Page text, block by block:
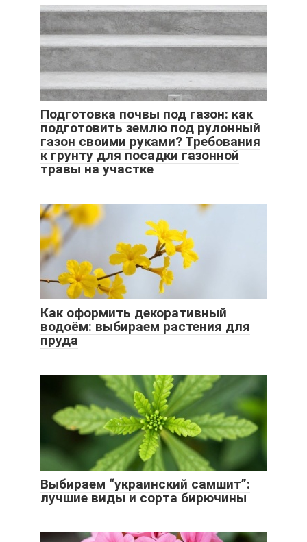
Подготовка почвы под газон: как
подготовить землю под рулонный
газон своими руками? Требования
к грунту для посадки газонной
травы на участке
Как оформить декоративный
водоём: выбираем растения для
пруда
Выбираем “украинский самшит”:
лучшие виды и сорта бирючины